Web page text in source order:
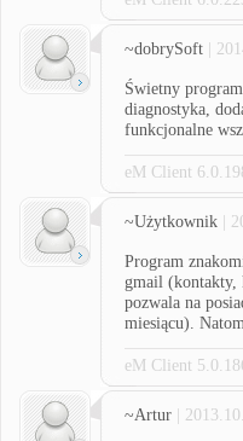
~dobrySoft |
Świetny
diagnostyka,
funkcjonalne
eM Client
~Użytkownik |
Program
gmail (kontakty,
pozwala na
miesiącu).
eM Client
~Artur |